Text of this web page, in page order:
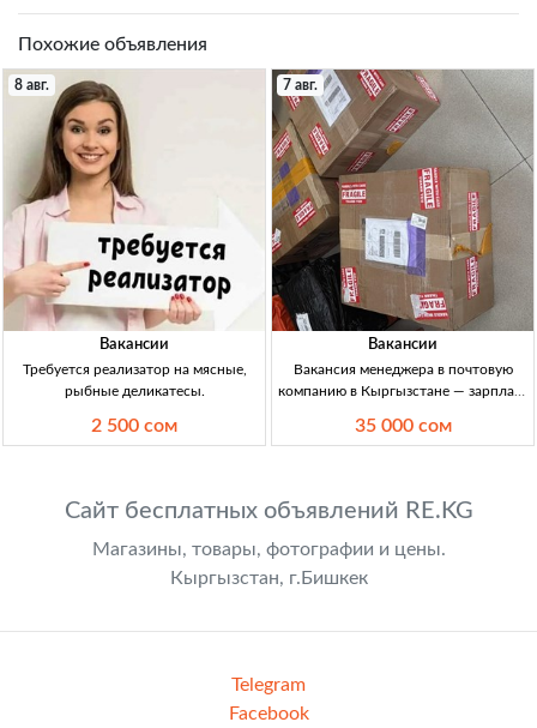
Похожие объявления
8 авг.
Вакансии
Требуется реализатор на мясные,
рыбные деликатесы.
2 500 сом
7 авг.
Вакансии
Вакансия менеджера в почтовую
компанию в Кыргызстане — зарплата
почтовую компанию, 20–35 лет,
35 000 сом
Сайт бесплатных объявлений RE.KG
Магазины, товары, фотографии и цены.
Кыргызстан, г.Бишкек
Telegram
Facebook